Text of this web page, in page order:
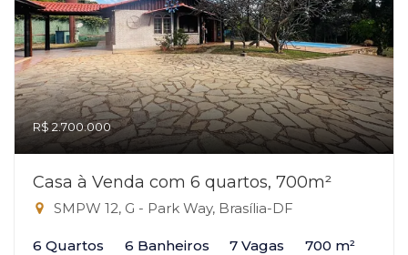
R$ 2.700.000
Casa à Venda com 6 quartos, 700m²
SMPW 12, G - Park Way, Brasília-DF
6 Quartos 6 Banheiros 7 Vagas 700 m²